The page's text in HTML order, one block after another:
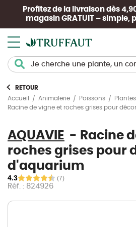
Profitez de la livraison dès
magasin GRATUIT – simple,
RETOUR
Accueil
Animalerie Poissons
Racine de vigne et roches grises pour
AQUAVIE
Racine
roches grises pour
d'aquarium
4.3 (7)
Réf. : 824926